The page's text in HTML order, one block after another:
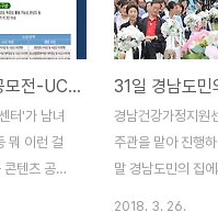
한마디씩
주고 받아주
경남도에서
로 배포한
로그에 주
행복분과
활동이 편안하지
할 게 너무 많고 자
도 무수히 많기 때
스리지 않으면 스트
을 것이다. 물론 이
사명이라고 여기며
다마는... 아... 보도..
2018양성평등 콘텐츠 공모전-UCC 웹툰
터'가 남녀
뭐 이런 걸
텐츠 공모
경남건강가정지원
주관을 맡아 진행
말 경남도민의 집
2018. 3. 26.